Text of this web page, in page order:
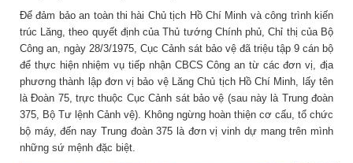
Để đảm bảo an toàn thi hài Chủ tịch Hồ Chí Minh và công trình kiến
trúc Lăng, theo quyết định của Thủ tướng Chính phủ, Chỉ thị của Bộ
Công an, ngày 28/3/1975, Cục Cảnh sát bảo vệ đã triệu tập 9 cán bộ
để thực hiện nhiệm vụ tiếp nhận CBCS Công an từ các đơn vị, địa
phương thành lập đơn vị bảo vệ Lăng Chủ tịch Hồ Chí Minh, lấy tên
là Đoàn 75, trực thuộc Cục Cảnh sát bảo vệ (sau này là Trung đoàn
375, Bộ Tư lệnh Cảnh vệ). Không ngừng hoàn thiện cơ cấu, tổ chức
bộ máy, đến nay Trung đoàn 375 là đơn vị vinh dự mang trên mình
những sứ mệnh đặc biệt.